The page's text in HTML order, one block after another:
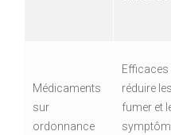
Médicaments
sur
ordonnance
réduire
fumer et